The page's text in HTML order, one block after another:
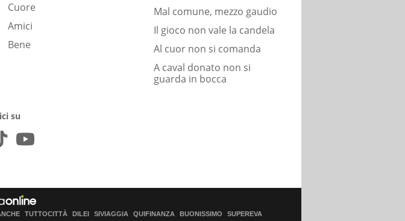
Cuore
Amici
Bene
Mal comune, mezzo gaudio
Il gioco non vale la candela
Al cuor non si comanda
A caval donato non si
guarda in bocca
su
TUTTOCITTÀ DILEI SIVIAGGIA QUIFINANZA BUONISSIMO SUPEREVA